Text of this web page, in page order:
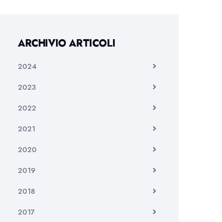
ARCHIVIO ARTICOLI
2024
2023
2022
2021
2020
2019
2018
2017